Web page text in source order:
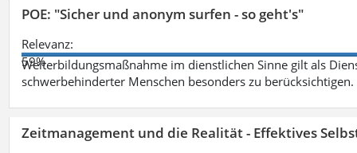
POE: "Sicher und anonym surfen - so geht's"
Relevanz:
59%
Weiterbildungsmaßnahme im dienstlichen Sinne gilt als
schwerbehinderter Menschen besonders zu berücksichtigen.
Zeitmanagement und die Realität - Effektives